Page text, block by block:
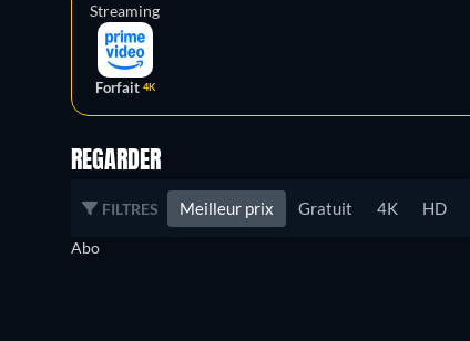
Streaming
Forfait 4K
REGARDER
FILTRES Meilleur prix Gratuit 4K HD
Abo